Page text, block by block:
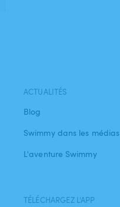
ACTUALITÉS
Blog
Swimmy dans les médias
L'aventure Swimmy
TÉLÉCHARGEZ L'APP